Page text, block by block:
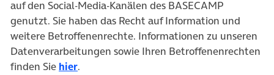
auf den Social-Media-Kanälen des BASECAMP
genutzt. Sie haben das Recht auf Information und
weitere Betroffenenrechte. Informationen zu unseren
Datenverarbeitungen sowie Ihren Betroffenenrechten
finden Sie hier.